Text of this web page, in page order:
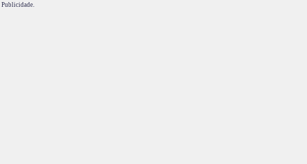
Publicidade.